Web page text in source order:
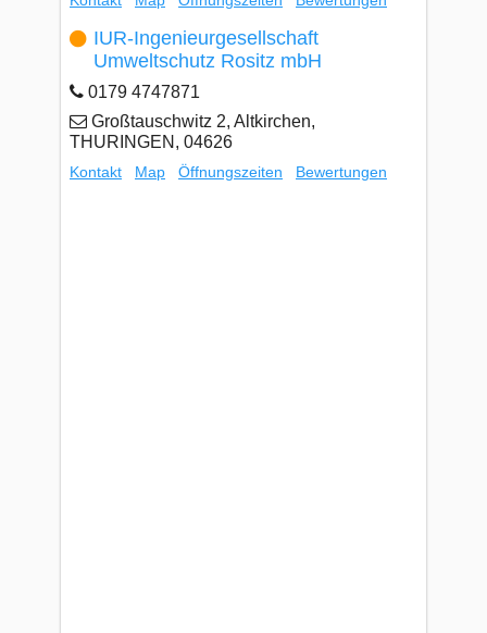
IUR-Ingenieurgesellschaft
Umweltschutz Rositz mbH
0179 4747871
Großtauschwitz 2, Altkirchen,
THURINGEN, 04626
Kontakt Map Öffnungszeiten Bewertungen